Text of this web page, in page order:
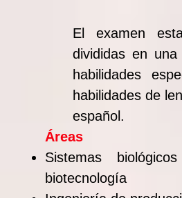
El examen
divididas en
habilidades
habilidades de
español.
Áreas
Sistemas
biotecnología